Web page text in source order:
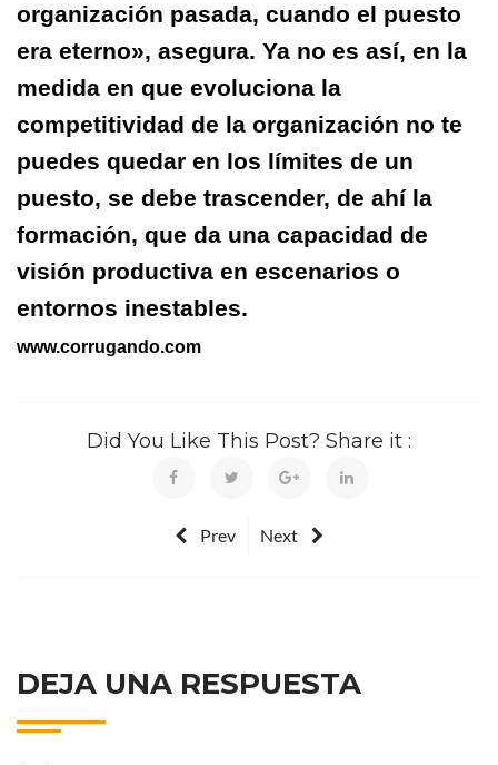
organización pasada, cuando el puesto
era eterno», asegura. Ya no es así, en la
medida en que evoluciona la
competitividad de la organización no te
puedes quedar en los límites de un
puesto, se debe trascender, de ahí la
formación, que da una capacidad de
visión productiva en escenarios o
entornos inestables.
www.corrugando.com
Did You Like This Post? Share it :
Prev Next
DEJA UNA RESPUESTA